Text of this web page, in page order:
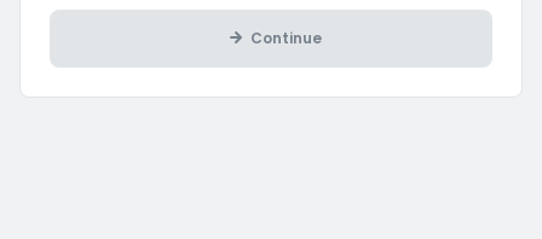
Continue